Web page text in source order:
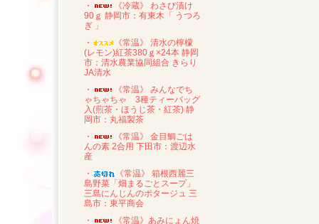
・
《冷蔵》 わさび漬け
90ｇ 静岡市：有東木「 うつろ
ぎ 」
・
《常温》 清水の檸檬
(レモン)紅茶380ｇ×24本 静岡
市：清水農業協同組合 きらり
JA清水
・
《常温》 みんなでち
ゃちゃちゃ 3種ティーバッグ
入(煎茶・ほうじ茶・紅茶) 静
岡市：丸福製茶
・
《常温》 金目鯛ごは
んの素 2合用 下田市：渡辺水
産
・
《常温》 箱根西麗三
島野菜「畑まるごとスープ」
三島にんじんのポタージュ 三
島市：東平商会
・
《常温》あみにょん焼